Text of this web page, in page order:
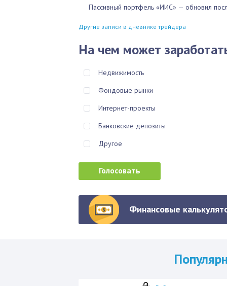
Пассивный портфель «ИИС» — обновил
Другие записи в дневнике трейдера
На чем может
Недвижимость
Фондовые рынки
Интернет-проекты
Банковские депозиты
Другое
Финансовые